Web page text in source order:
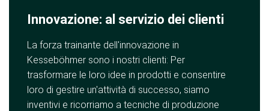
Innovazione: al servizio dei clienti
La forza trainante dell'innovazione in
Kesseböhmer sono i nostri clienti: Per
trasformare le loro idee in prodotti e consentire
loro di gestire un'attività di successo, siamo
inventivi e ricorriamo a tecniche di produzione